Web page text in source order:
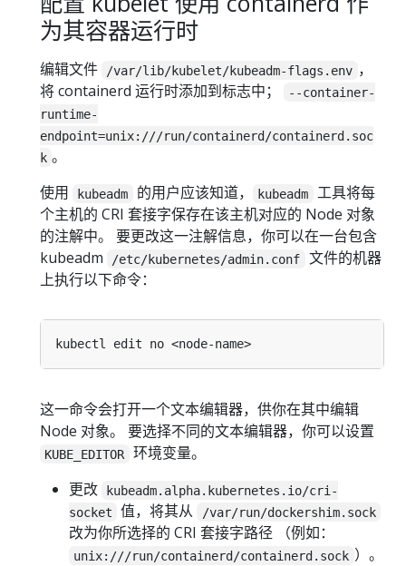
为其容器运行时
编辑文件 /var/lib/kubelet/kubeadm-flags.env ，
将 containerd 运行时添加到标志中；
--container-
runtime-
endpoint=unix:///run/containerd/containerd.soc
k 。
使用
kubeadm 的用户应该知道， kubeadm
工具将每
个主机的 CRI 套接字保存在该主机对应的 Node 对象
的注解中。 要更改这一注解信息，你可以在一台包含
kubeadm
/etc/kubernetes/admin.conf
文件的机器
上执行以下命令：
这一命令会打开一个文本编辑器，供你在其中编辑
Node 对象。 要选择不同的文本编辑器，你可以设置
KUBE_EDITOR
环境变量。
更改
kubeadm.alpha.kubernetes.io/cri-
socket
值，将其从 /var/run/dockershim.sock
改为你所选择的 CRI 套接字路径 （例如：
unix:///run/containerd/containerd.sock ）。